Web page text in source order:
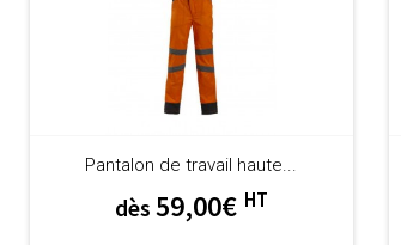
Pantalon de travail haute...
dès 59,00€ HT